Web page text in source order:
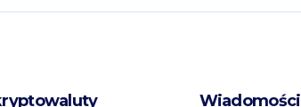
Wiadomości